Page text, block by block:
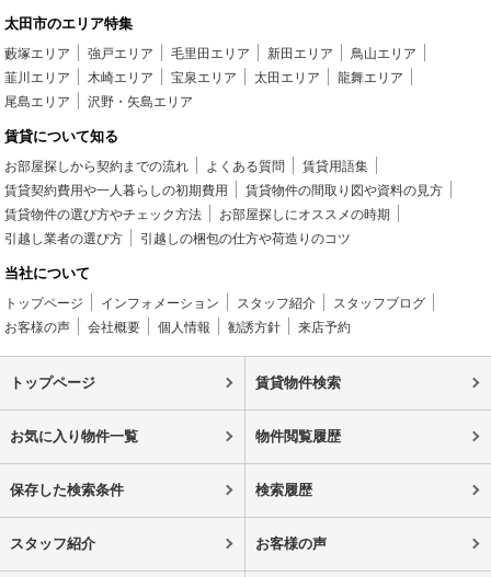
太田市のエリア特集
藪塚エリア 強戸エリア 毛里田エリア 新田エリア
鳥山エリア
韮川エリア
木崎エリア 宝泉エリア 太田エリア
龍舞エリア
尾島エリア
沢野・矢島エリア
賃貸について知る
お部屋探しから契約までの流れ よくある質問
賃貸用語集
賃貸契約費用や一人暮らしの初期費用
賃貸物件の間取り図や資料の見方
賃貸物件の選び方やチェック方法
お部屋探しにオススメの時期
引越し業者の選び方
引越しの梱包の仕方や荷造りのコツ
当社について
トップページ インフォメーション スタッフ紹介
スタッフブログ
お客様の声
会社概要 個人情報 勧誘方針 来店予約
トップページ 賃貸物件検索
お気に入り物件一覧 物件閲覧履歴
保存した検索条件 検索履歴
スタッフ紹介 お客様の声